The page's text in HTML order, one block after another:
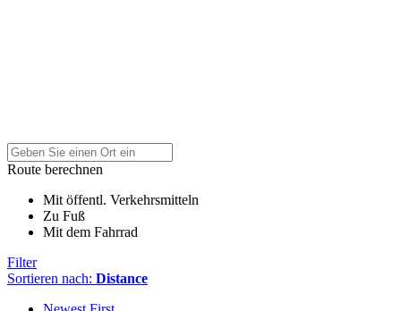
Route berechnen
Mit öffentl. Verkehrsmitteln
Zu Fuß
Mit dem Fahrrad
Filter
Sortieren nach: Distance